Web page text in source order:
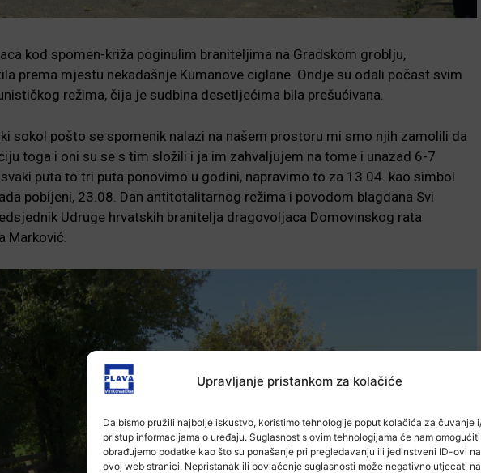
Upravljanje pristankom za kolačiće
Da bismo pružili najbolje iskustvo, koristimo tehnologije poput kolačića za čuvanje
pristup informacijama o uređaju. Suglasnost s ovim tehnologijama će nam
obrađujemo podatke kao što su ponašanje pri pregledavanju ili jedinstveni ID-ovi na
ovoj web stranici. Nepristanak ili povlačenje suglasnosti može negativno utjecati na
kod spomen-križa poginulim braniteljima na Gradskom groblju,
prema mjestu nekadašnje Kumanove ciglane. Ondje su odali počast svim
režima, čija je sudbina desetljećima bila prešućivana.
sokol pošto se spomenik nalazi na našem prostoru mi smo njih zamolili da
toga i oni su se s tim složili i ja im zahvaljujem na tome i unazad 6-7
puta to tri puta ponovimo u godini, napravimo to za 13.04. kao simbol
pobijeni, 23.08. Dan antitotalitarnog režima i povodom blagdana Svi
Udruge hrvatskih branitelja dragovoljaca Domovinskog rata
Marković.